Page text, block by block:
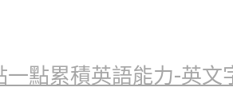
點累積英語能力-英文